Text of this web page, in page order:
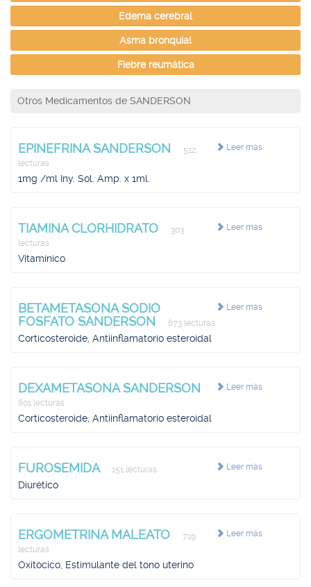
Edema cerebral
Asma bronquial
Fiebre reumática
Otros Medicamentos de SANDERSON
Leer más
EPINEFRINA SANDERSON
512
lecturas
1mg /ml Iny. Sol. Amp. x 1ml.
Leer más
TIAMINA CLORHIDRATO
303
lecturas
Vitamínico
Leer más
BETAMETASONA SODIO
FOSFATO SANDERSON
673 lecturas
Corticosteroide, Antiinflamatorio esteroidal
Leer más
DEXAMETASONA SANDERSON
801 lecturas
Corticosteroide, Antiinflamatorio esteroidal
Leer más
FUROSEMIDA 151 lecturas
Diurético
Leer más
ERGOMETRINA MALEATO
719
lecturas
Oxitócico, Estimulante del tono uterino